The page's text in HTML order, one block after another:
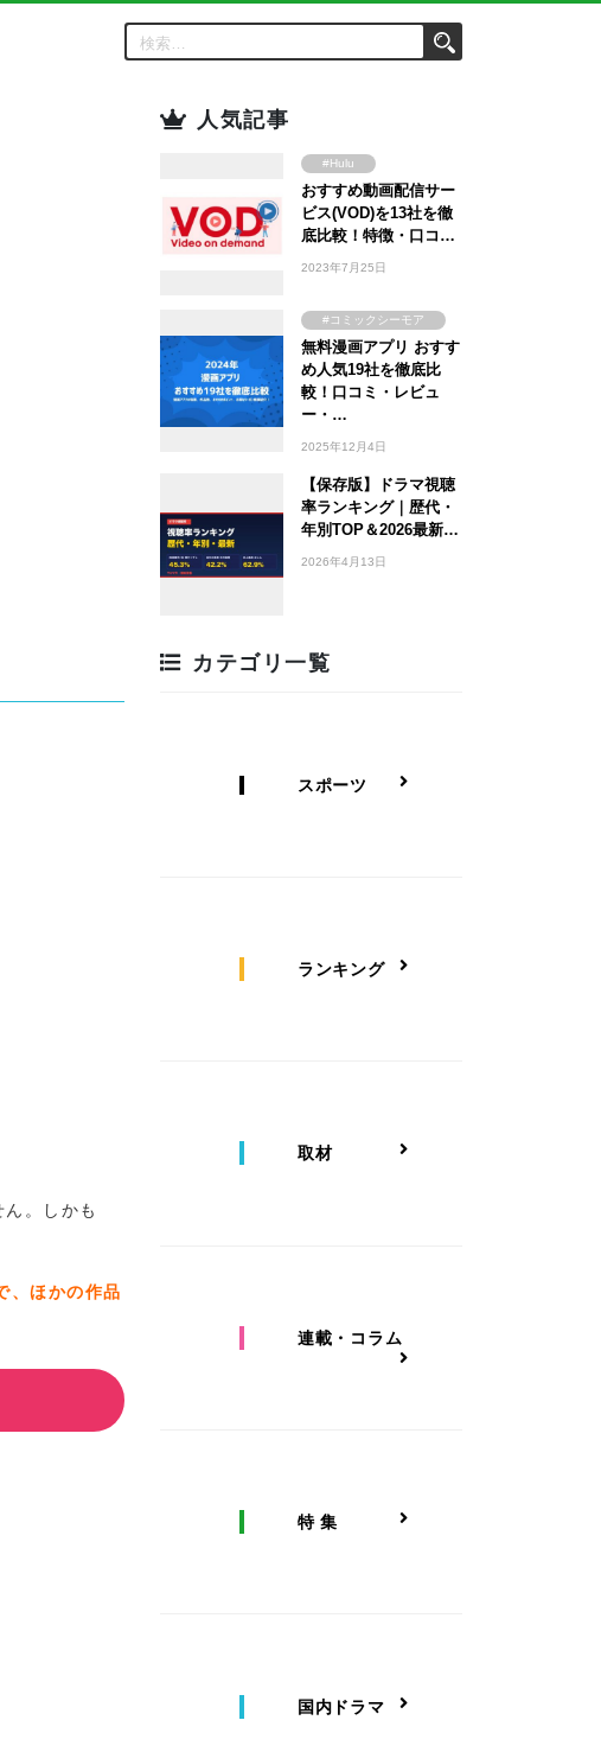
。しかも
、ほかの作品
人気記事
#Hulu
#Amazon Prime
Video
#FOD
#WOWOW
#ABEMA
#Lemino
#DMM TV
おすすめ動画配信サー
ビス(VOD)を13社を徹
底比較！特徴・口コ…
2023年7月25日
#コミックシーモア
#ebookjapan
#まんが王国
無料漫画アプリ おすす
め人気19社を徹底比
較！口コミ・レビュ
ー・…
2025年12月4日
【保存版】ドラマ視聴
率ランキング｜歴代・
年別TOP＆2026最新…
2026年4月13日
カテゴリ一覧
スポーツ
ランキング
取材
連載・コラム
特 集
国内ドラマ